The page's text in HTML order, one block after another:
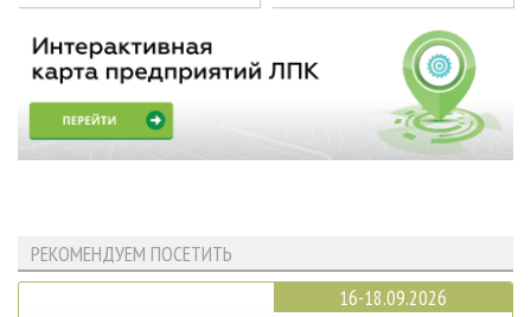
РЕКОМЕНДУЕМ ПОСЕТИТЬ
16-18.09.2026